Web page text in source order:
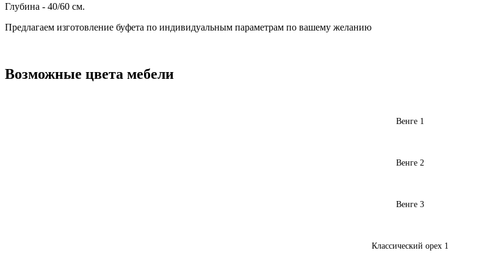
Глубина - 40/60 см.
Предлагаем изготовление буфета по индивидуальным параметрам по вашему желанию
Возможные цвета мебели
Венге 1
Венге 2
Венге 3
Классический орех 1